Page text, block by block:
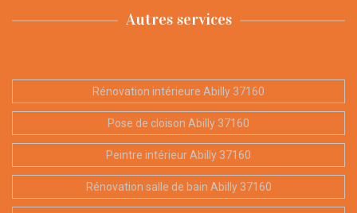
Autres services
Rénovation intérieure Abilly 37160
Pose de cloison Abilly 37160
Peintre intérieur Abilly 37160
Rénovation salle de bain Abilly 37160